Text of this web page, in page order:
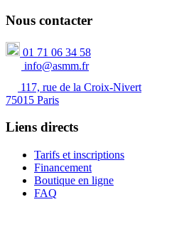
Nous contacter
01 71 06 34 58
info@asmm.fr
117, rue de la Croix-Nivert
75015 Paris
Liens directs
Tarifs et inscriptions
Financement
Boutique en ligne
FAQ